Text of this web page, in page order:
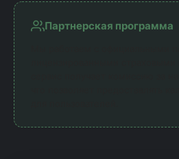
Партнерская программа